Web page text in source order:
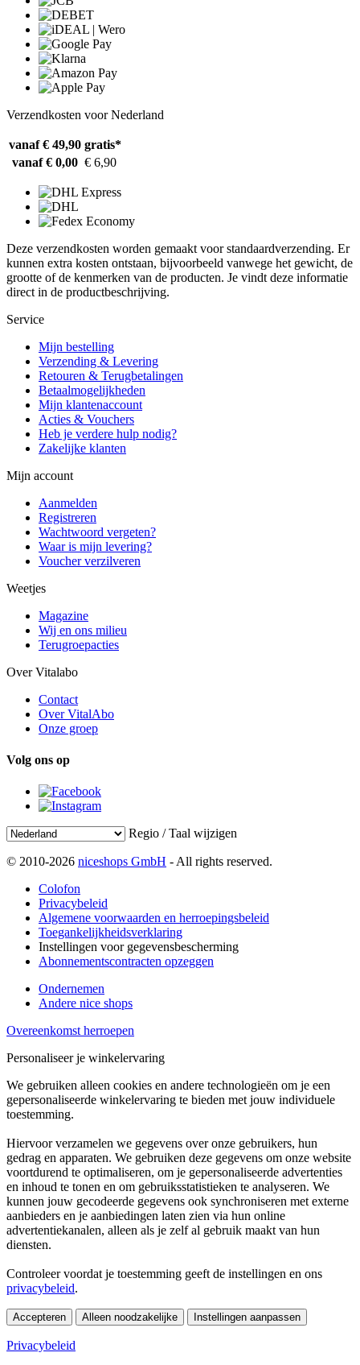
Verzendkosten voor Nederland
vanaf € 49,90 gratis*
vanaf € 0,00 € 6,90
Deze verzendkosten worden gemaakt voor standaardverzending. Er
kunnen extra kosten ontstaan, bijvoorbeeld vanwege het gewicht, de
grootte of de kenmerken van de producten. Je vindt deze informatie
direct in de productbeschrijving.
Service
Mijn bestelling
Verzending & Levering
Retouren & Terugbetalingen
Betaalmogelijkheden
Mijn klantenaccount
Acties & Vouchers
Heb je verdere hulp nodig?
Zakelijke klanten
Mijn account
Aanmelden
Registreren
Wachtwoord vergeten?
Waar is mijn levering?
Voucher verzilveren
Weetjes
Magazine
Wij en ons milieu
Terugroepacties
Over Vitalabo
Contact
Over VitalAbo
Onze groep
Volg ons op
Regio / Taal wijzigen
© 2010-2026 niceshops GmbH - All rights reserved.
Colofon
Privacybeleid
Algemene voorwaarden en herroepingsbeleid
Toegankelijkheidsverklaring
Instellingen voor gegevensbescherming
Abonnementscontracten opzeggen
Ondernemen
Andere nice shops
Overeenkomst herroepen
Personaliseer je winkelervaring
We gebruiken alleen cookies en andere technologieën om je een
gepersonaliseerde winkelervaring te bieden met jouw individuele
toestemming.
Hiervoor verzamelen we gegevens over onze gebruikers, hun
gedrag en apparaten. We gebruiken deze gegevens om onze website
voortdurend te optimaliseren, om je gepersonaliseerde advertenties
en inhoud te tonen en om gebruiksstatistieken te analyseren. We
kunnen jouw gecodeerde gegevens ook synchroniseren met externe
aanbieders en je aanbiedingen laten zien via hun online
advertentiekanalen, alleen als je zelf al gebruik maakt van hun
diensten.
Controleer voordat je toestemming geeft de instellingen en ons
privacybeleid.
Accepteren Alleen noodzakelijke Instellingen aanpassen
Privacybeleid